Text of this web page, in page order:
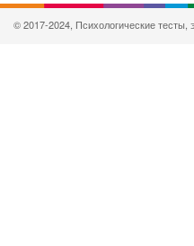
© 2017-2024, Психологические тесты,